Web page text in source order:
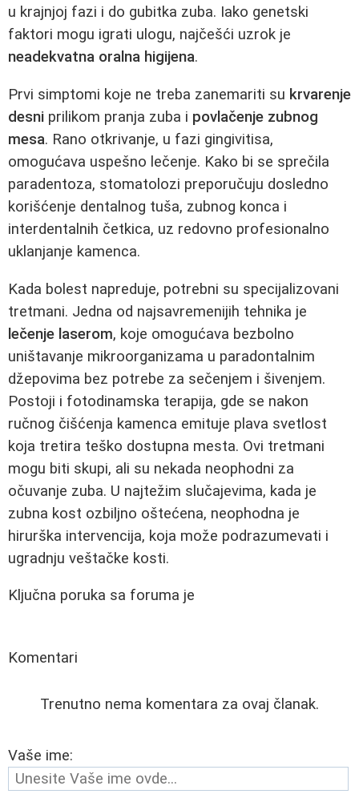
u krajnjoj fazi i do gubitka zuba. Iako genetski
faktori mogu igrati ulogu, najčešći uzrok je
neadekvatna oralna higijena.
Prvi simptomi koje ne treba zanemariti su krvarenje
desni prilikom pranja zuba i povlačenje zubnog
mesa. Rano otkrivanje, u fazi gingivitisa,
omogućava uspešno lečenje. Kako bi se sprečila
paradentoza, stomatolozi preporučuju dosledno
korišćenje dentalnog tuša, zubnog konca i
interdentalnih četkica, uz redovno profesionalno
uklanjanje kamenca.
Kada bolest napreduje, potrebni su specijalizovani
tretmani. Jedna od najsavremenijih tehnika je
lečenje laserom, koje omogućava bezbolno
uništavanje mikroorganizama u paradontalnim
džepovima bez potrebe za sečenjem i šivenjem.
Postoji i fotodinamska terapija, gde se nakon
ručnog čišćenja kamenca emituje plava svetlost
koja tretira teško dostupna mesta. Ovi tretmani
mogu biti skupi, ali su nekada neophodni za
očuvanje zuba. U najtežim slučajevima, kada je
zubna kost ozbiljno oštećena, neophodna je
hirurška intervencija, koja može podrazumevati i
ugradnju veštačke kosti.
Ključna poruka sa foruma je
Komentari
Trenutno nema komentara za ovaj članak.
Vaše ime: